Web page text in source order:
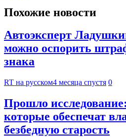
Похожие новости
Автоэксперт
можно оспорить
знака
RT на русском4 месяца спустя 0
Прошло
которые обеспечат
безбедную старость